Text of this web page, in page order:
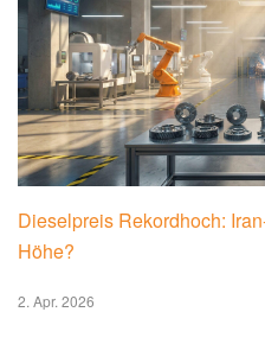
Dieselpreis Rekordhoch:
Höhe?
2. Apr. 2026